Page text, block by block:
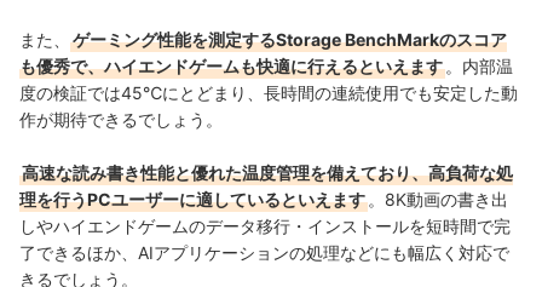
また、
ゲーミング性能を測定するStorage BenchMarkのスコア
も優秀で、ハイエンドゲームも快適に行えるといえます 。内部温
度の検証では45℃にとどまり、長時間の連続使用でも安定した動
作が期待できるでしょう。
高速な読み書き性能と優れた温度管理を備えており、高負荷な処
理を行うPCユーザーに適しているといえます 。8K動画の書き出
しやハイエンドゲームのデータ移行・インストールを短時間で完
了できるほか、AIアプリケーションの処理などにも幅広く対応で
きるでしょう。